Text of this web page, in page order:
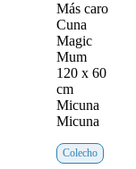
Más caro
Cuna
Magic
Mum
120 x 60
cm
Micuna
Micuna
Colecho